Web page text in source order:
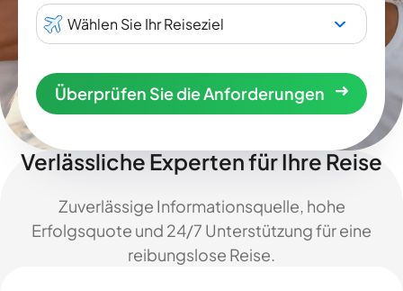
Wählen Sie Ihr Reiseziel
Überprüfen Sie die Anforderungen
Verlässliche Experten für Ihre Reise
Zuverlässige Informationsquelle, hohe
Erfolgsquote und 24/7 Unterstützung für eine
reibungslose Reise.